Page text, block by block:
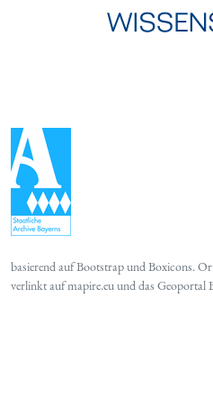
basierend aufBootstrapundBoxicons.
verlinkt aufmapire.euund das Geoportal